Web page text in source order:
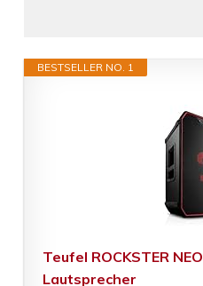
BESTSELLER NO. 1
Teufel ROCKSTER
Lautsprecher